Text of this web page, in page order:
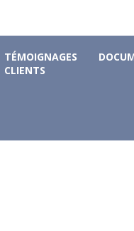
TÉMOIGNAGES
CLIENTS